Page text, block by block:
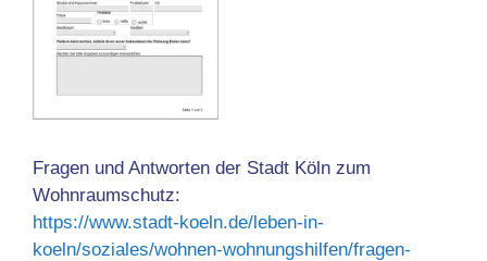
Fragen und Antworten der Stadt Köln zum
Wohnraumschutz:
https://www.stadt-koeln.de/leben-in-
koeln/soziales/wohnen-wohnungshilfen/fragen-